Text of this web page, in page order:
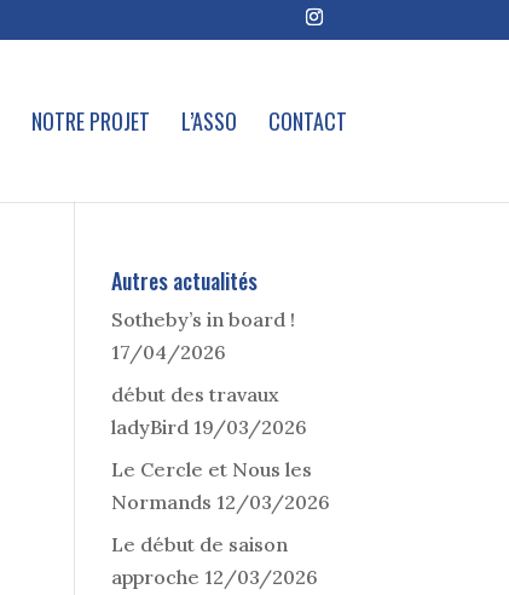
NOTRE PROJET L’ASSO CONTACT
Autres actualités
Sotheby’s in board !
17/04/2026
début des travaux
ladyBird 19/03/2026
Le Cercle et Nous les
Normands 12/03/2026
Le début de saison
approche 12/03/2026